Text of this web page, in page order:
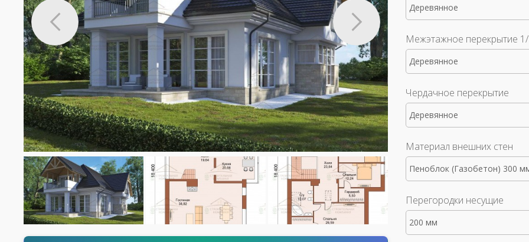
Деревянное
Межэтажное перекрытие
Деревянное
Чердачное перекрытие
Деревянное
Материал внешних стен
Пеноблок (Газобетон) 300
Перегородки несущие
200 мм